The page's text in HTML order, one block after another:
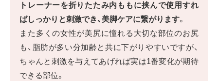
トレーナーを折りたたみ内ももに挟んで使用すれ
ばしっかりと刺激でき、美脚ケアに繋がります。
また多くの女性が美尻に憧れる大切な部位のお尻
も、脂肪が多い分加齢と共に下がりやすいですが、
ちゃんと刺激を与えてあげれば実は1番変化が期待
できる部位。